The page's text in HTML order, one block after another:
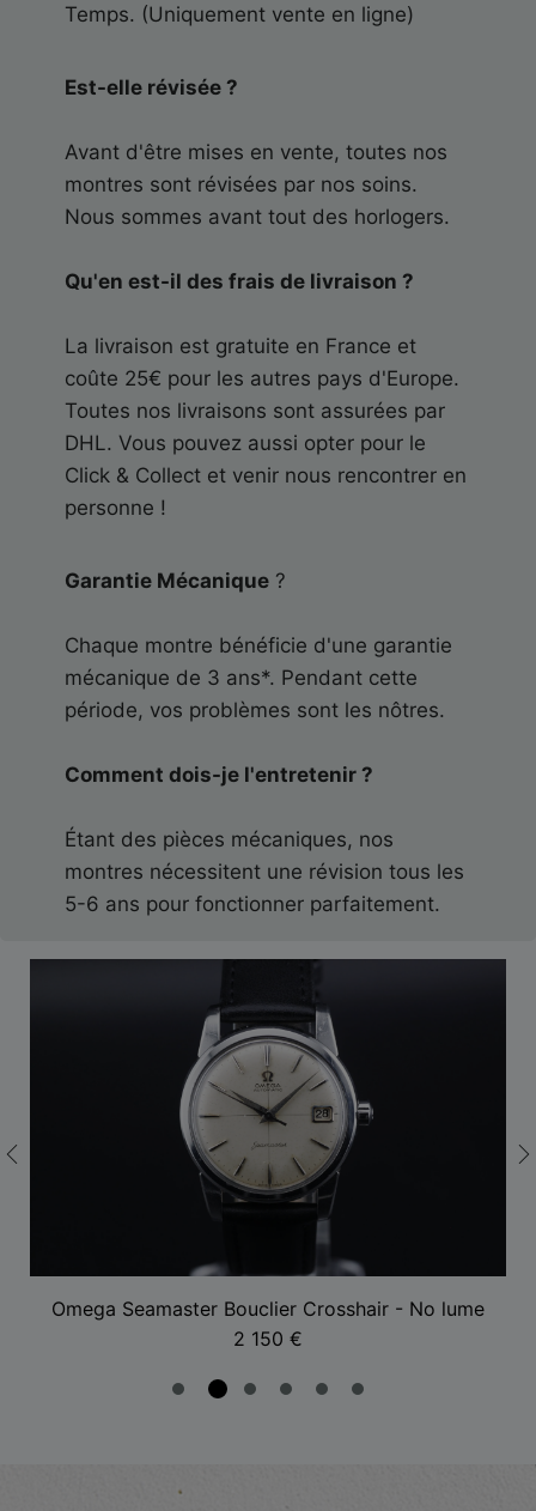
Temps. (Uniquement vente en ligne)
Est-elle révisée ?
Avant d'être mises en vente, toutes nos
montres sont révisées par nos soins.
Nous sommes avant tout des horlogers.
Qu'en est-il des frais de livraison ?
La livraison est gratuite en France et
coûte 25€ pour les autres pays d'Europe.
Toutes nos livraisons sont assurées par
DHL. Vous pouvez aussi opter pour le
Click & Collect et venir nous rencontrer en
personne !
Garantie Mécanique ?
Chaque montre bénéficie d'une garantie
mécanique de 3 ans*. Pendant cette
période, vos problèmes sont les nôtres.
Comment dois-je l'entretenir ?
Étant des pièces mécaniques, nos
montres nécessitent une révision tous les
5-6 ans pour fonctionner parfaitement.
Omega Seamaster Bouclier Crosshair - No lume
2 150 €